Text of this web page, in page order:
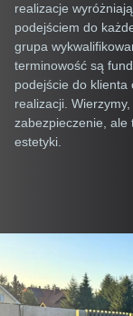
realizacje
podejściem do
grupa
terminowość są
podejście do
realizacji.
zabezpieczenie, ale
estetyki.